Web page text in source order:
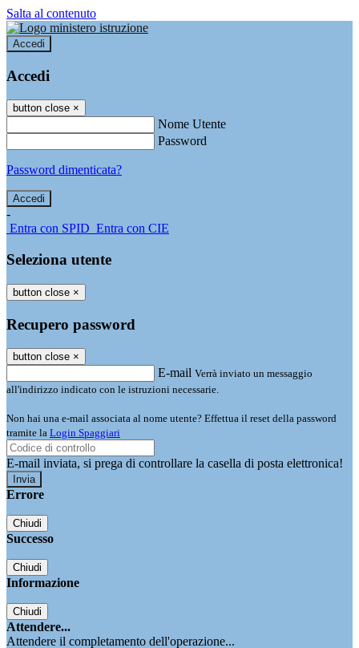
Salta al contenuto
Accedi
Accedi
button close ×
Nome Utente
Password
Password dimenticata?
-
Entra con SPID Entra con CIE
Seleziona utente
button close ×
Recupero password
button close ×
E-mail Verrà inviato un messaggio
all'indirizzo indicato con le istruzioni necessarie.
Non hai una e-mail associata al nome utente? Effettua il reset della password
tramite la Login Spaggiari
E-mail inviata, si prega di controllare la casella di posta elettronica!
Errore
Chiudi
Successo
Chiudi
Informazione
Chiudi
Attendere...
Attendere il completamento dell'operazione...